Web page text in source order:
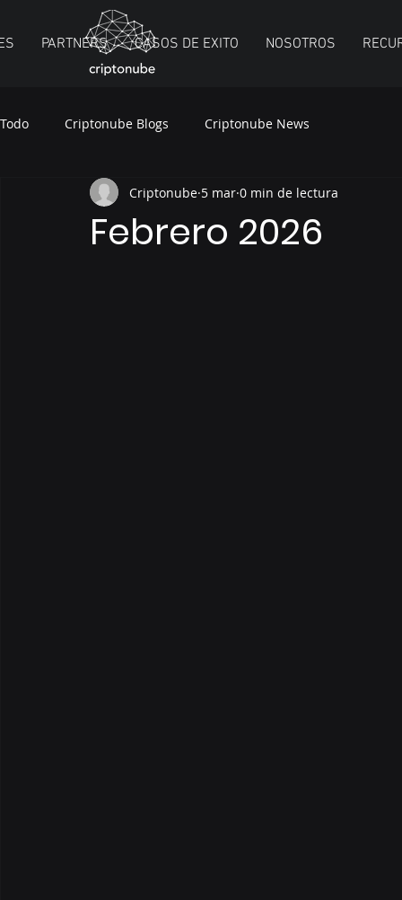
PARTNERS CASOS DE EXITO NOSOTROS
Todo Criptonube Blogs Criptonube News
Febrero 2026
Criptonube 5 mar 0 min de lectura